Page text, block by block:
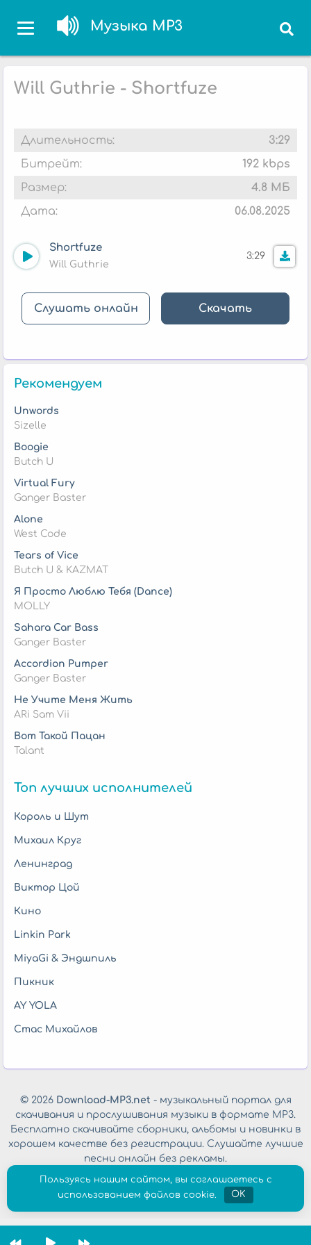
Музыка MP3
Will Guthrie - Shortfuze
Длительность:
3:29
Битрейт:
192 kbps
Размер:
4.8 МБ
Дата:
06.08.2025
Shortfuze
Will Guthrie
3:29
Слушать онлайн Скачать
Рекомендуем
Unwords
Sizelle
Boogie
Butch U
Virtual Fury
Ganger Baster
Alone
West Code
Tears of Vice
Butch U & KAZMAT
Я Просто Люблю Тебя (Dance)
MOLLY
Sahara Car Bass
Ganger Baster
Accordion Pumper
Ganger Baster
Не Учите Меня Жить
ARi Sam Vii
Вот Такой Пацан
Talant
Топ лучших исполнителей
Король и Шут
Михаил Круг
Ленинград
Виктор Цой
Кино
Linkin Park
MiyaGi & Эндшпиль
Пикник
AY YOLA
Стас Михайлов
© 2026 Download-MP3.net - музыкальный портал для
скачивания и прослушивания музыки в формате MP3.
Бесплатно скачивайте сборники, альбомы и новинки в
хорошем качестве без регистрации. Слушайте лучшие
песни онлайн без рекламы.
Обратная связь
Политика конфиденциальности
Пользуясь нашим сайтом, вы соглашаетесь с
использованием файлов cookie.
OK